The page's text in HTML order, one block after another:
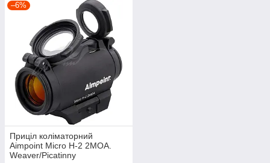
–6%
Приціл коліматорний
Aimpoint Micro H-2 2МОА.
Weaver/Picatinny